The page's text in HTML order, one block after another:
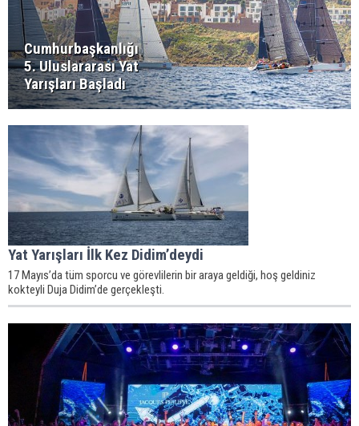
Cumhurbaşkanlığı
5. Uluslararası Yat
Yarışları Başladı
Yat Yarışları İlk Kez Didim’deydi
17 Mayıs’da tüm sporcu ve görevlilerin bir araya geldiği, hoş geldiniz
kokteyli Duja Didim’de gerçekleşti.